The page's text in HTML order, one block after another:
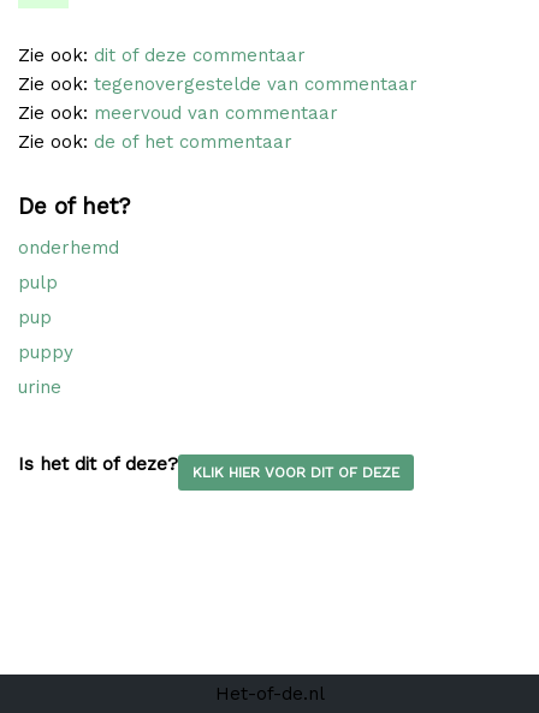
Zie ook: dit of deze commentaar
Zie ook: tegenovergestelde van commentaar
Zie ook: meervoud van commentaar
Zie ook: de of het commentaar
De of het?
onderhemd
pulp
pup
puppy
urine
Is het dit of deze? KLIK HIER VOOR DIT OF DEZE
Het-of-de.nl